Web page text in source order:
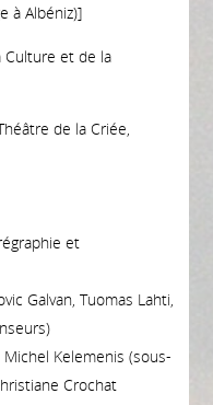
à Albéniz)]
Culture et de la
de la Criée,
et
Galvan, Tuomas Lahti,
Michel Kelemenis (sous-
Crochat